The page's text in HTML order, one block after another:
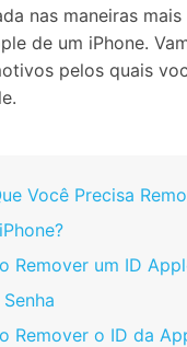
nas maneiras
de um iPhone.
pelos quais
Você Precisa
Remover um ID
Remover o ID da